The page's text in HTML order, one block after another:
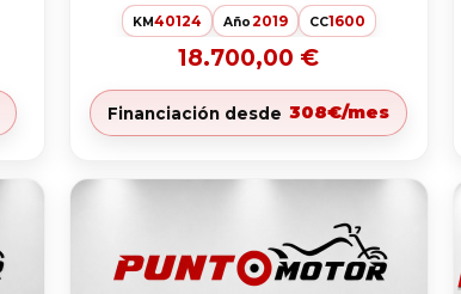
KM40124 Año2019 CC1600
18.700,00 €
Financiación desde 308€/mes